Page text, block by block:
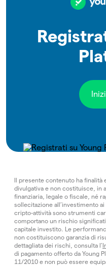
Il presente contenuto ha
divulgativa e non costituisce, in
finanziaria, legale o fiscale, né
sollecitazione all’investimento
cripto-attività sono strumenti
comportano un rischio
capitale investito. Le
non costituiscono garanzia di
dettagliata dei rischi, consulta l’
di pagamento offerto da Young
11/2010 e non può essere